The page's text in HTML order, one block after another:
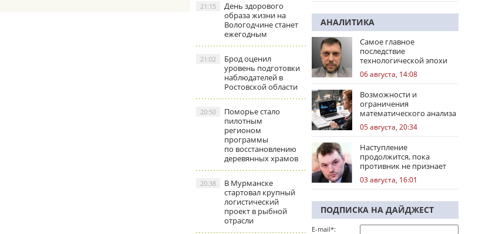
День здорового
образа жизни на
Вологодчине станет
ежегодным
21:15
Брод оценил
уровень подготовки
наблюдателей в
Ростовской области
21:02
Поморье стало
пилотным
регионом
программы
по восстановлению
деревянных храмов
20:50
В Мурманске
стартовал крупный
логистический
проект в рыбной
отрасли
20:38
АНАЛИТИКА
Самое главное
последствие
технологической эпохи
06 августа, 14:08
Возможности и
ограничения
математического анализа
избирательных кампаний
05 августа, 20:34
Наступление
продолжится, пока
противник не признает
стратегическое
поражение
03 августа, 16:01
ПОДПИСКА НА ДАЙДЖЕСТ
E-mail*: